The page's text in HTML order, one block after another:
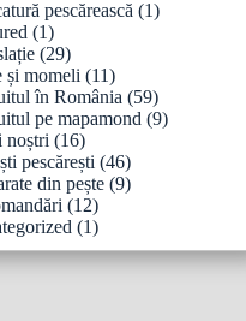
pescărească (1)
(1)
(29)
și momeli (11)
în România (59)
pe mapamond (9)
noștri (16)
pescărești (46)
din pește (9)
(12)
(1)